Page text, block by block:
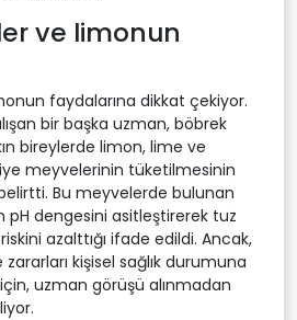
ve limonun
faydalarına dikkat çekiyor.
bir başka uzman, böbrek
bireylerde limon, lime ve
meyvelerinin tüketilmesinin
Bu meyvelerde bulunan
pH dengesini asitleştirerek tuz
azalttığı ifade edildi. Ancak,
kişisel sağlık durumuna
uzman görüşü alınmadan